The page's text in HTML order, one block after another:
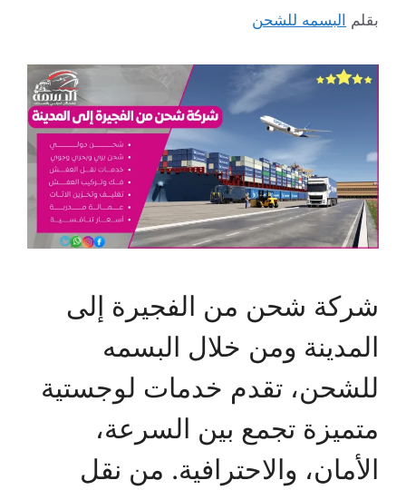
بقلم البسمه للشحن
شركة شحن من الفجيرة إلى
المدينة ومن خلال البسمه
للشحن، تقدم خدمات لوجستية
متميزة تجمع بين السرعة،
الأمان، والاحترافية. من نقل